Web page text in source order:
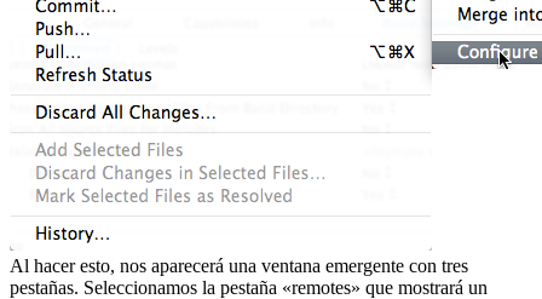
Al hacer esto, nos aparecerá una ventana emergente con tres
pestañas. Seleccionamos la pestaña «remotes» que mostrará un